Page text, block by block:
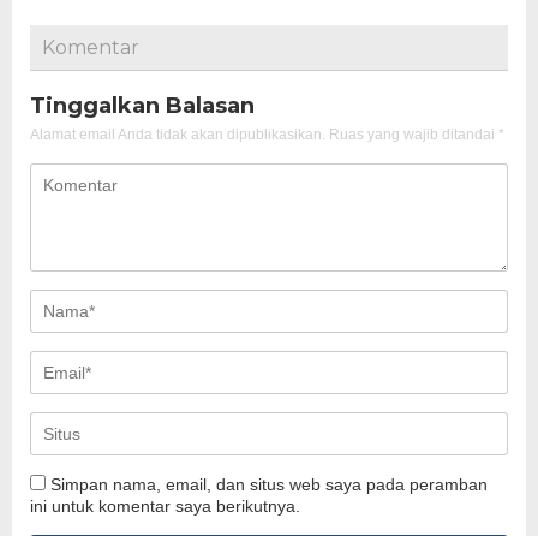
Komentar
Tinggalkan Balasan
Alamat email Anda tidak akan dipublikasikan. Ruas yang wajib ditandai *
Simpan nama, email, dan situs web saya pada peramban
ini untuk komentar saya berikutnya.